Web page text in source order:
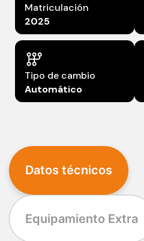
Matriculación
2025
Tipo de cambio
Automático
Datos técnicos
Equipamiento Extra